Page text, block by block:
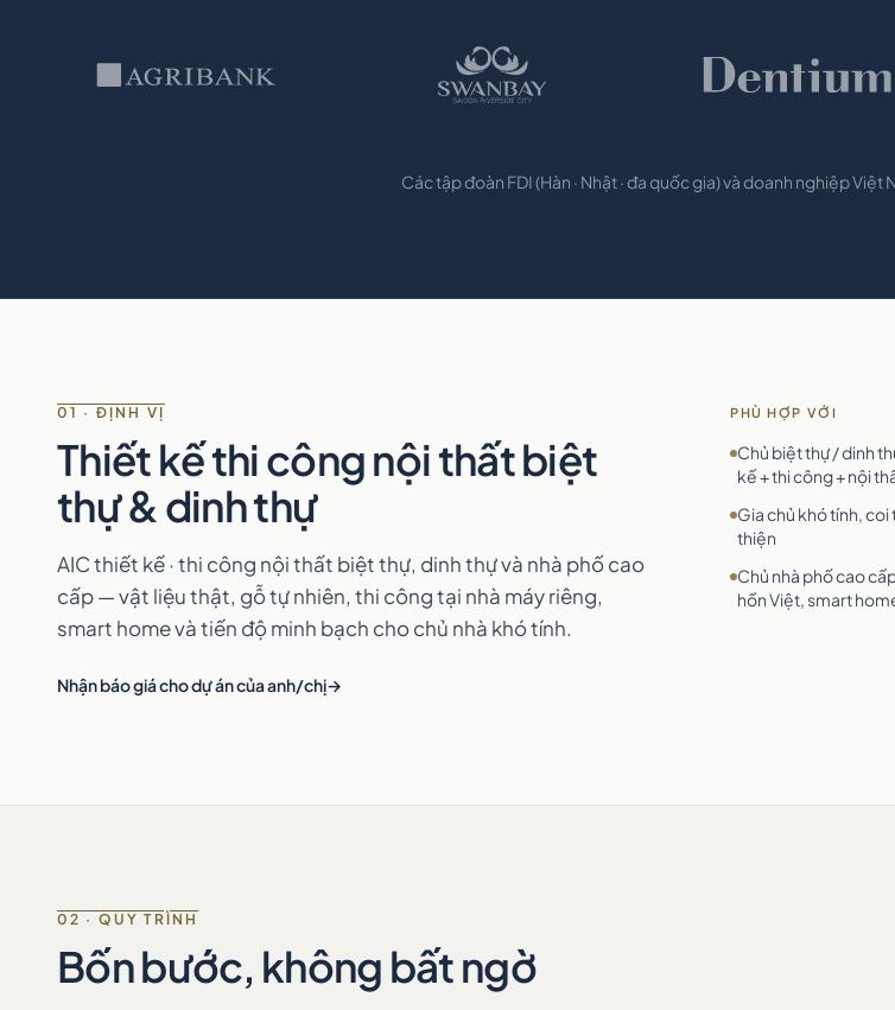
Các tập đoàn FDI (Hàn · Nhật · đa quốc gia) và doanh nghiệp
01 · ĐỊNH VỊ
Thiết kế thi công nội thất biệt
thự & dinh thự
AIC thiết kế · thi công nội thất biệt thự, dinh thự và nhà phố cao
cấp — vật liệu thật, gỗ tự nhiên, thi công tại nhà máy riêng,
smart home và tiến độ minh bạch cho chủ nhà khó tính.
Nhận báo giá cho dự án của anh/chị
PHÙ HỢP VỚI
Chủ biệt thự / dinh
kế + thi công + nội
Gia chủ khó tính,
thiện
Chủ nhà phố cao
hồn Việt, smart
02 · QUY TRÌNH
Bốn bước, không bất ngờ